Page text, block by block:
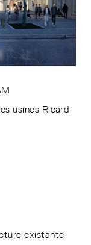
usines Ricard
existante